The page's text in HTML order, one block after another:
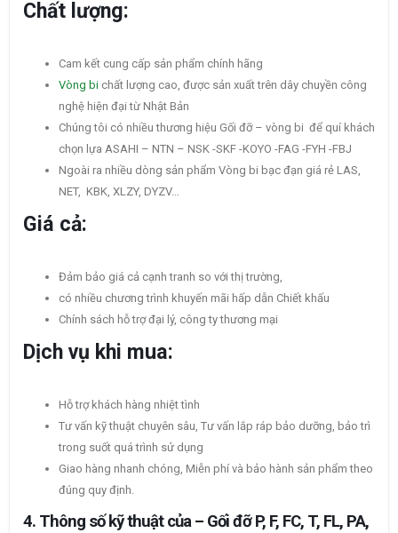
Chất lượng:
Cam kết cung cấp sản phẩm chính hãng
Vòng bi chất lượng cao, được sản xuất trên dây chuyền công
nghệ hiện đại từ Nhật Bản
Chúng tôi có nhiều thương hiệu Gối đỡ – vòng bi để quí khách
chọn lựa ASAHI – NTN – NSK -SKF -KOYO -FAG -FYH -FBJ
Ngoài ra nhiều dòng sản phẩm Vòng bi bạc đạn giá rẻ LAS,
NET, KBK, XLZY, DYZV…
Giá cả:
Đảm bảo giá cả cạnh tranh so với thị trường,
có nhiều chương trình khuyến mãi hấp dẫn Chiết khấu
Chính sách hỗ trợ đại lý, công ty thương mại
Dịch vụ khi mua:
Hỗ trợ khách hàng nhiệt tình
Tư vấn kỹ thuật chuyên sâu, Tư vấn lắp ráp bảo dưỡng, bảo trì
trong suốt quá trình sử dụng
Giao hàng nhanh chóng, Miễn phí và bảo hành sản phẩm theo
đúng quy định.
4. Thông số kỹ thuật của – Gối đỡ P, F, FC, T, FL, PA,